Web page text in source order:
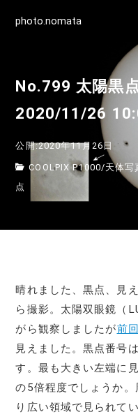
photo.nomata
No.799 太陽黒
2020/11/26
公開:2020年11月26日
COOLPIX P1000/天体写
点
晴れました、黒点、見
ら撮影。太陽双眼鏡（
がら観察しましたが前
見えました。黒点番号
す。最も大きい左端に
の5倍程度でしょうか
り広い領域で見られて